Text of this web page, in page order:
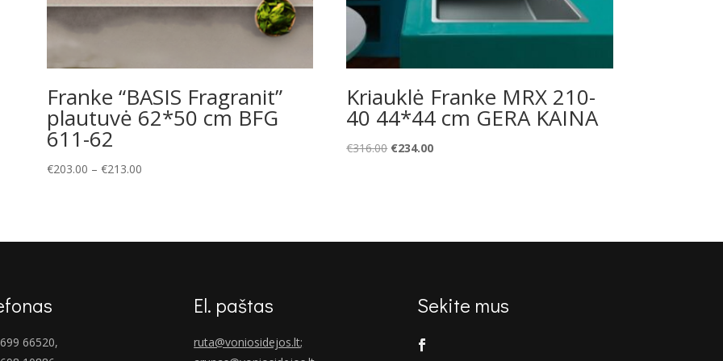
Franke “BASIS Fragranit”
plautuvė 62*50 cm BFG
611-62
€203.00 – €213.00Price
€213.00
Kriauklė Franke MRX 210-
40 44*44 cm GERA KAINA
€316.00 Original
€234.00Current
66520,
El. paštas
ruta@voniosidejos.lt;
Sekite mus